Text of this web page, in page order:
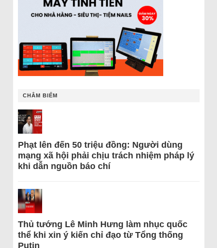
CHÂM BIẾM
Phạt lên đến 50 triệu đồng: Người dùng
mạng xã hội phải chịu trách nhiệm pháp lý
khi dẫn nguồn báo chí
Thủ tướng Lê Minh Hưng làm nhục quốc
thể khi xin ý kiến chỉ đạo từ Tổng thống
Putin